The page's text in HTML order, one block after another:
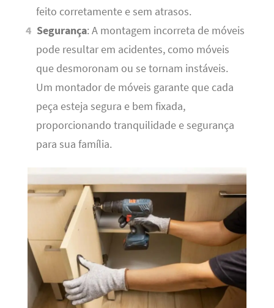
feito corretamente e sem atrasos.
Segurança: A montagem incorreta de móveis
pode resultar em acidentes, como móveis
que desmoronam ou se tornam instáveis.
Um montador de móveis garante que cada
peça esteja segura e bem fixada,
proporcionando tranquilidade e segurança
para sua família.